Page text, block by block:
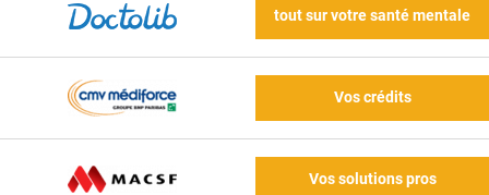
tout sur votre santé mentale
Vos crédits
Vos solutions pros